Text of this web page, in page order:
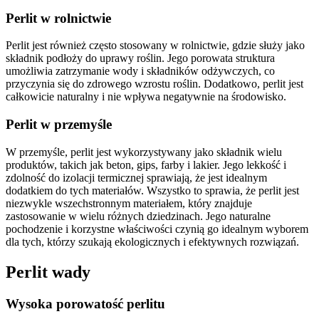
Perlit w rolnictwie
Perlit jest również często stosowany w rolnictwie, gdzie służy jako
składnik podłoży do uprawy roślin. Jego porowata struktura
umożliwia zatrzymanie wody i składników odżywczych, co
przyczynia się do zdrowego wzrostu roślin. Dodatkowo, perlit jest
całkowicie naturalny i nie wpływa negatywnie na środowisko.
Perlit w przemyśle
W przemyśle, perlit jest wykorzystywany jako składnik wielu
produktów, takich jak beton, gips, farby i lakier. Jego lekkość i
zdolność do izolacji termicznej sprawiają, że jest idealnym
dodatkiem do tych materiałów. Wszystko to sprawia, że perlit jest
niezwykle wszechstronnym materiałem, który znajduje
zastosowanie w wielu różnych dziedzinach. Jego naturalne
pochodzenie i korzystne właściwości czynią go idealnym wyborem
dla tych, którzy szukają ekologicznych i efektywnych rozwiązań.
Perlit wady
Wysoka porowatość perlitu